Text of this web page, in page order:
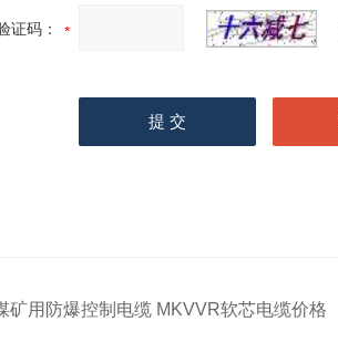
证码：
矿用防爆控制电缆 MKVVR软芯电缆价格